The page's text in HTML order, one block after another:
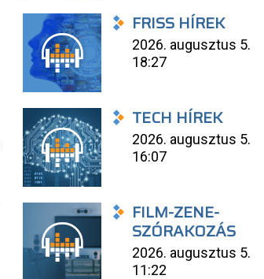
FRISS HÍREK
2026. augusztus 5.
18:27
TECH HÍREK
2026. augusztus 5.
16:07
FILM-ZENE-
SZÓRAKOZÁS
2026. augusztus 5.
11:22